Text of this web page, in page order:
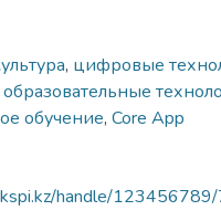
, цифровые
обучение, Core App
handle/